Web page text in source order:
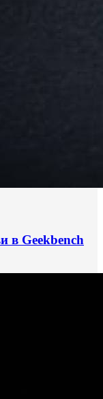
в Geekbench